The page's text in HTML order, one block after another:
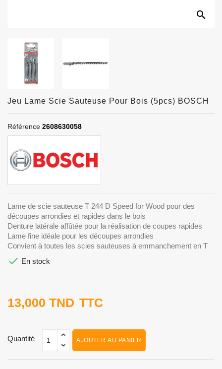
search
Jeu Lame Scie Sauteuse Pour Bois (5pcs) BOSCH
Référence 2608630058
Lame de scie sauteuse T 244 D Speed for Wood pour des
découpes arrondies et rapides dans le bois
Denture latérale affûtée pour la réalisation de coupes rapides
Lame fine idéale pour les découpes arrondies
Convient à toutes les scies sauteuses à emmanchement en T
 En stock
13,000 TND TTC
Quantité AJOUTER AU PANIER